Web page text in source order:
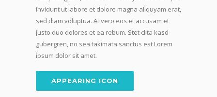
invidunt ut labore et dolore magna aliquyam erat,
sed diam voluptua. At vero eos et accusam et
justo duo dolores et ea rebum. Stet clita kasd
gubergren, no sea takimata sanctus est Lorem
ipsum dolor sit amet.
APPEARING ICON